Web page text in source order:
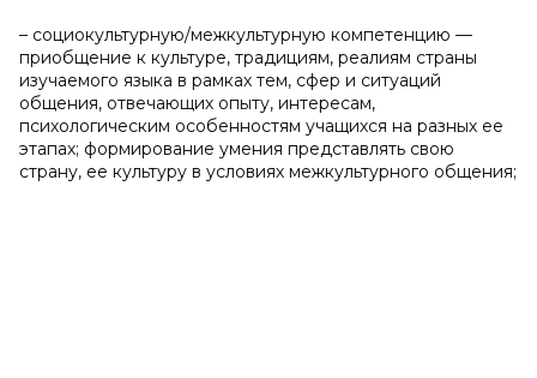
– социокультурную/межкультурную компетенцию —
приобщение к культуре, традициям, реалиям страны
изучаемого языка в рамках тем, сфер и ситуаций
общения, отвечающих опыту, интересам,
психологическим особенностям учащихся на разных ее
этапах; формирование умения представлять свою
страну, ее культуру в условиях межкультурного общения;